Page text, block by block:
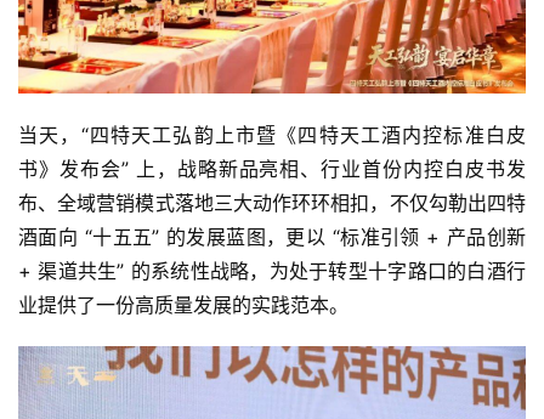
当天，“四特天工弘韵上市暨《四特天工酒内控标准白皮
书》发布会” 上，战略新品亮相、行业首份内控白皮书发
布、全域营销模式落地三大动作环环相扣，不仅勾勒出四特
酒面向 “十五五” 的发展蓝图，更以 “标准引领 + 产品创新
+ 渠道共生” 的系统性战略，为处于转型十字路口的白酒行
业提供了一份高质量发展的实践范本。